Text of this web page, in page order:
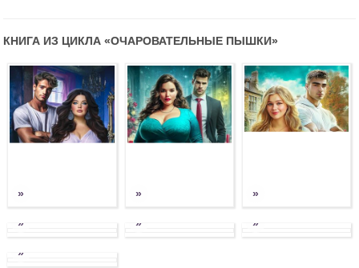
КНИГА ИЗ ЦИКЛА «ОЧАРОВАТЕЛЬНЫЕ ПЫШКИ»
» » »
» » »
»